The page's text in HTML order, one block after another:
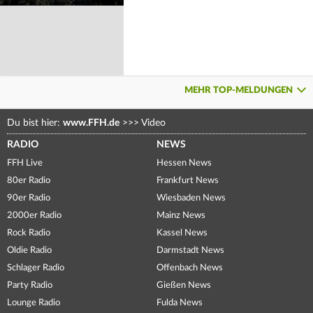
MEHR TOP-MELDUNGEN
Du bist hier: www.FFH.de >>> Video
RADIO
FFH Live
80er Radio
90er Radio
2000er Radio
Rock Radio
Oldie Radio
Schlager Radio
Party Radio
Lounge Radio
NEWS
Hessen News
Frankfurt News
Wiesbaden News
Mainz News
Kassel News
Darmstadt News
Offenbach News
Gießen News
Fulda News